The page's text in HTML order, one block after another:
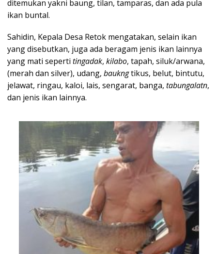
ditemukan yakni baung, tilan, tamparas, dan ada pula
ikan buntal.
Sahidin, Kepala Desa Retok mengatakan, selain ikan
yang disebutkan, juga ada beragam jenis ikan lainnya
yang mati seperti tingadak, kilabo, tapah, siluk/arwana,
(merah dan silver), udang, baukngtikus, belut, bintutu,
jelawat, ringau, kaloi, lais, sengarat, banga, tabungalatn,
dan jenis ikan lainnya.